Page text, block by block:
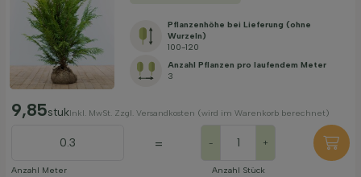
Pflanzenhöhe bei Lieferung (ohne
Wurzeln)
100-120
Anzahl Pflanzen pro laufendem Meter
3
9,85stukInkl. MwSt. Zzgl. Versandkosten (wird im Warenkorb berechnet)
Anzahl Meter
= - +
Anzahl Stück